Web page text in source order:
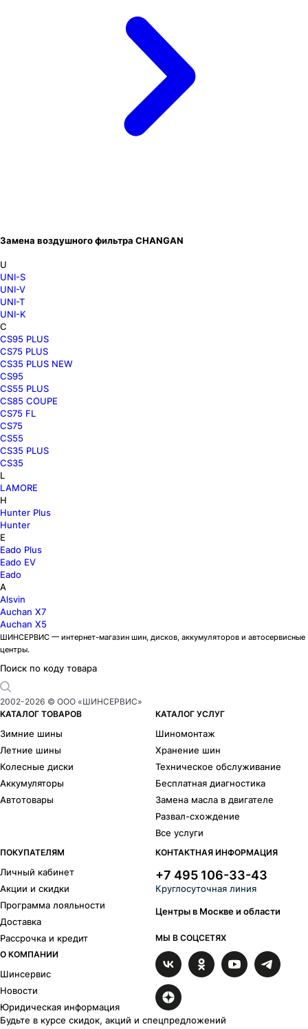
Замена воздушного фильтра CHANGAN
U
UNI-S
UNI-V
UNI-T
UNI-K
C
CS95 PLUS
CS75 PLUS
CS35 PLUS NEW
CS95
CS55 PLUS
CS85 COUPE
CS75 FL
CS75
CS55
CS35 PLUS
CS35
L
LAMORE
H
Hunter Plus
Hunter
E
Eado Plus
Eado EV
Eado
A
Alsvin
Auchan X7
Auchan X5
ШИНСЕРВИС — интернет-магазин шин, дисков, аккумуляторов и автосервисные
центры.
Поиск по коду товара
2002-2026 © ООО «ШИНСЕРВИС»
КАТАЛОГ ТОВАРОВ
Зимние шины
Летние шины
Колесные диски
Аккумуляторы
Автотовары
КАТАЛОГ УСЛУГ
Шиномонтаж
Хранение шин
Техническое обслуживание
Бесплатная диагностика
Замена масла в двигателе
Развал-схождение
Все услуги
ПОКУПАТЕЛЯМ
Личный кабинет
Акции и скидки
Программа лояльности
Доставка
Рассрочка и кредит
О КОМПАНИИ
Шинсервис
Новости
Юридическая информация
КОНТАКТНАЯ ИНФОРМАЦИЯ
+7 495 106-33-43
Круглосуточная линия
Центры в Москве и области
МЫ В СОЦСЕТЯХ
Будьте в курсе скидок, акций и спецпредложений